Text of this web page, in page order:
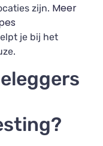
zijn. Meer
je bij het